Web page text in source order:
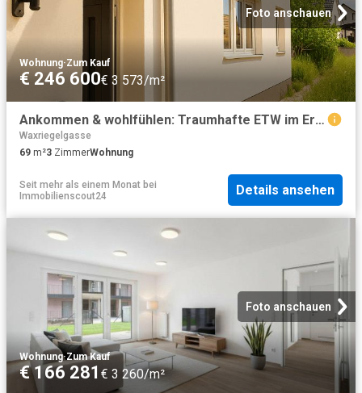
Foto anschauen
Wohnung·Zum Kauf
€ 246 600€ 3 573/m²
Ankommen & wohlfühlen: Traumhafte ETW im Erstbezug
Waxriegelgasse
69 m²3 ZimmerWohnung
Seit mehr als einem Monat bei
Immobilienscout24
Details ansehen
Foto anschauen
Wohnung·Zum Kauf
€ 166 281 € 3 260/m²